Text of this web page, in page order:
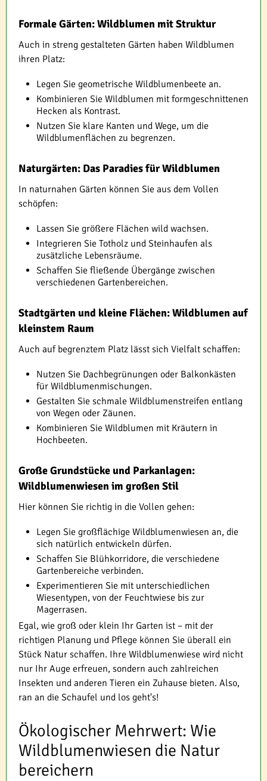
Formale Gärten: Wildblumen mit Struktur
Auch in streng gestalteten Gärten haben Wildblumen
ihren Platz:
Legen Sie geometrische Wildblumenbeete an.
Kombinieren Sie Wildblumen mit formgeschnittenen
Hecken als Kontrast.
Nutzen Sie klare Kanten und Wege, um die
Wildblumenflächen zu begrenzen.
Naturgärten: Das Paradies für Wildblumen
In naturnahen Gärten können Sie aus dem Vollen
schöpfen:
Lassen Sie größere Flächen wild wachsen.
Integrieren Sie Totholz und Steinhaufen als
zusätzliche Lebensräume.
Schaffen Sie fließende Übergänge zwischen
verschiedenen Gartenbereichen.
Stadtgärten und kleine Flächen: Wildblumen auf
kleinstem Raum
Auch auf begrenztem Platz lässt sich Vielfalt schaffen:
Nutzen Sie Dachbegrünungen oder Balkonkästen
für Wildblumenmischungen.
Gestalten Sie schmale Wildblumenstreifen entlang
von Wegen oder Zäunen.
Kombinieren Sie Wildblumen mit Kräutern in
Hochbeeten.
Große Grundstücke und Parkanlagen:
Wildblumenwiesen im großen Stil
Hier können Sie richtig in die Vollen gehen:
Legen Sie großflächige Wildblumenwiesen an, die
sich natürlich entwickeln dürfen.
Schaffen Sie Blühkorridore, die verschiedene
Gartenbereiche verbinden.
Experimentieren Sie mit unterschiedlichen
Wiesentypen, von der Feuchtwiese bis zur
Magerrasen.
Egal, wie groß oder klein Ihr Garten ist – mit der
richtigen Planung und Pflege können Sie überall ein
Stück Natur schaffen. Ihre Wildblumenwiese wird nicht
nur Ihr Auge erfreuen, sondern auch zahlreichen
Insekten und anderen Tieren ein Zuhause bieten. Also,
ran an die Schaufel und los geht's!
Ökologischer Mehrwert: Wie
Wildblumenwiesen die Natur
bereichern